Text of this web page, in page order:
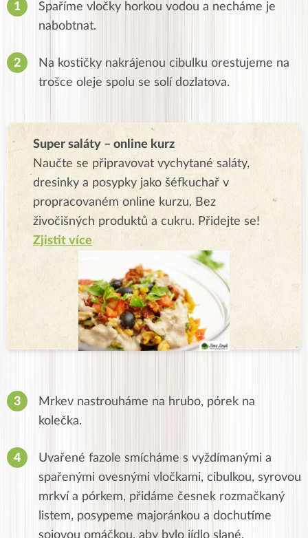
Spaříme vločky horkou vodou a necháme je
nabobtnat.
Na kostičky nakrájenou cibulku orestujeme na
trošce oleje spolu se solí dozlatova.
Super saláty – online kurz
Naučte se připravovat vychytané saláty,
dresinky a posypky jako šéfkuchař v
propracovaném online kurzu. Bez
živočišných produktů a cukru. Přidejte se!
Zjistit více
Mrkev nastrouháme na hrubo, pórek na
kolečka.
Uvařené fazole smícháme s vyždímanými a
spařenými ovesnými vločkami, cibulkou, syrovou
mrkví a pórkem, přidáme česnek rozmačkaný
listem, posypeme majoránkou a dochutíme
sojovou omáčkou, aby bylo jídlo slané.